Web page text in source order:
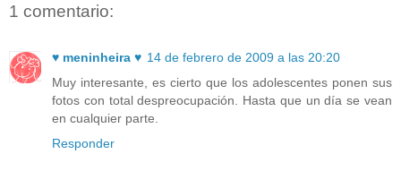
1 comentario:
♥ meninheira ♥ 14 de febrero de 2009 a las 20:20
Muy interesante, es cierto que los adolescentes ponen sus
fotos con total despreocupación. Hasta que un día se vean
en cualquier parte.
Responder